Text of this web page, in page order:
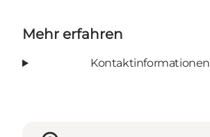
Mehr erfahren
Kontaktinformationen